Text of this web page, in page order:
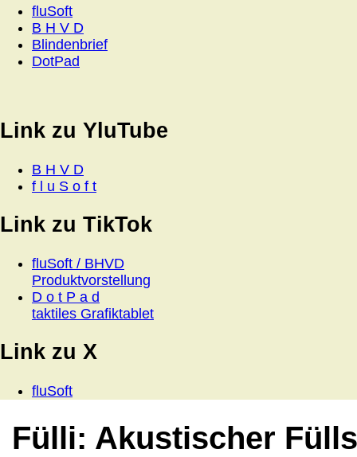
fluSoft
B H V D
Blindenbrief
DotPad
Link zu YluTube
B H V D
f l u S o f t
Link zu TikTok
fluSoft / BHVD
Produktvorstellung
D o t P a d
taktiles Grafiktablet
Link zu X
fluSoft
Fülli: Akustischer